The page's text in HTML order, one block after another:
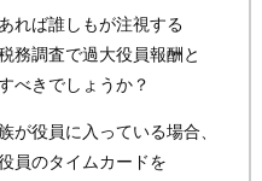
れば誰しもが注視する
務調査で過大役員報酬と
べきでしょうか？
が役員に入っている場合、
員のタイムカードを